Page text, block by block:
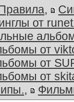
,
от
от
от
от
,